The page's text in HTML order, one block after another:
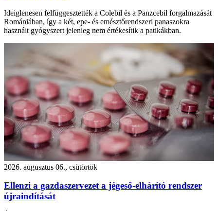
Ideiglenesen felfüggesztették a Colebil és a Panzcebil forgalmazását
Romániában, így a két, epe- és emésztőrendszeri panaszokra
használt gyógyszert jelenleg nem értékesítik a patikákban.
2026. augusztus 06., csütörtök
Ellenzi a gazdaszervezet a jégeső-elhárító rendszer
újraindítását